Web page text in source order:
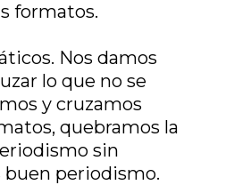
formatos.
Nos damos
lo que no se
y cruzamos
quebramos la
sin
buen periodismo.